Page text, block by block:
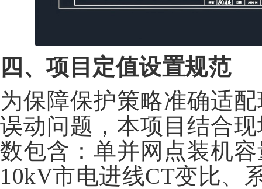
四、项目定值设置规范
为保障保护策略准确适
误动问题，本项目结合
数包含：单并网点装机
10kV市电进线CT变比、